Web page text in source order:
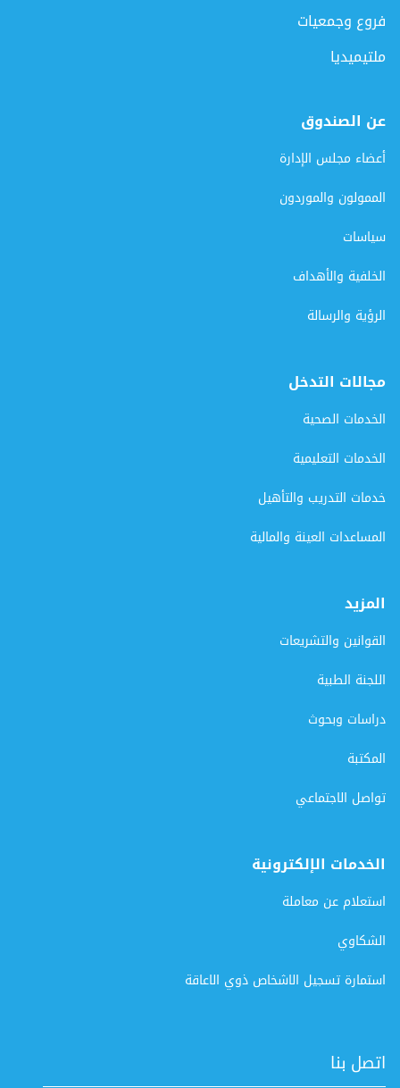
فروع وجمعيات
ملتيميديا
عن الصندوق
أعضاء مجلس الإدارة
الممولون والموردون
سياسات
الخلفية والأهداف
الرؤية والرسالة
مجالات التدخل
الخدمات الصحية
الخدمات التعليمية
خدمات التدريب والتأهيل
المساعدات العينة والمالية
المزيد
القوانين والتشريعات
اللجنة الطبية
دراسات وبحوث
المكتبة
تواصل الاجتماعي
الخدمات الإلكترونية
استعلام عن معاملة
الشكاوي
استمارة تسجيل الاشخاص ذوي الاعاقة
اتصل بنا